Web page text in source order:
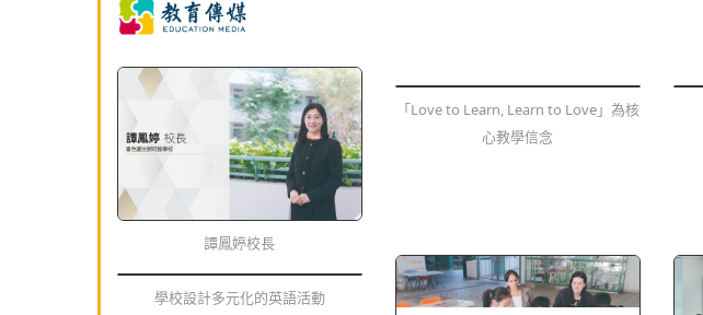
譚鳳婷校長
「Love to Learn, Learn to Love」為核
心教學信念
學校設計多元化的英語活動